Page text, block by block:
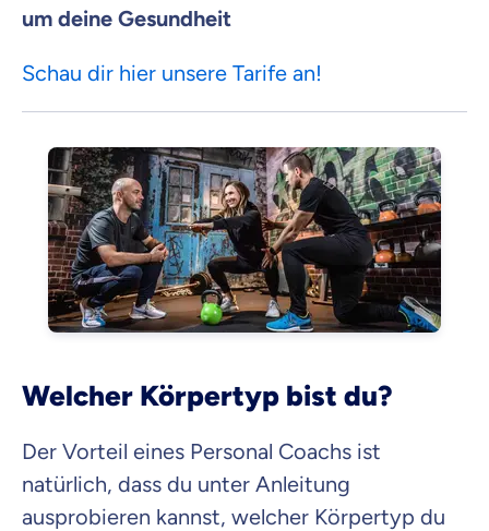
um deine Gesundheit
Schau dir hier unsere Tarife an!
Welcher Körpertyp bist du?
Der Vorteil eines Personal Coachs ist
natürlich, dass du unter Anleitung
ausprobieren kannst, welcher Körpertyp du